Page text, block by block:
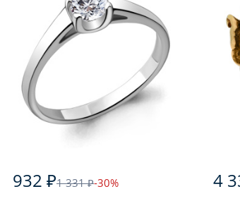
932 ₽1 331 ₽-30% 4